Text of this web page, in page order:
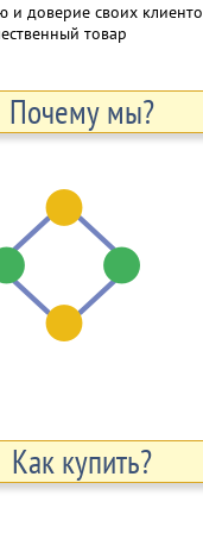
своих
товар
Почему мы?
Как купить?